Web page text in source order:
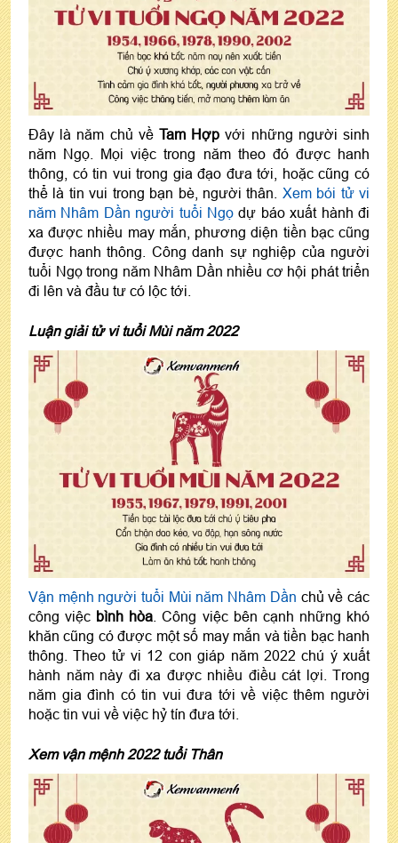
Đây là năm chủ về Tam Hợp với những người sinh
năm Ngọ. Mọi việc trong năm theo đó được hanh
thông, có tin vui trong gia đạo đưa tới, hoặc cũng có
thể là tin vui trong bạn bè, người thân. Xem bói tử vi
năm Nhâm Dần người tuổi Ngọ dự báo xuất hành đi
xa được nhiều may mắn, phương diện tiền bạc cũng
được hanh thông. Công danh sự nghiệp của người
tuổi Ngọ trong năm Nhâm Dần nhiều cơ hội phát triển
đi lên và đầu tư có lộc tới.
Luận giải tử vi tuổi Mùi năm 2022
Vận mệnh người tuổi Mùi năm Nhâm Dần chủ về các
công việc bình hòa . Công việc bên cạnh những khó
khăn cũng có được một số may mắn và tiền bạc hanh
thông. Theo tử vi 12 con giáp năm 2022 chú ý xuất
hành năm này đi xa được nhiều điều cát lợi. Trong
năm gia đình có tin vui đưa tới về việc thêm người
hoặc tin vui về việc hỷ tín đưa tới.
Xem vận mệnh 2022 tuổi Thân